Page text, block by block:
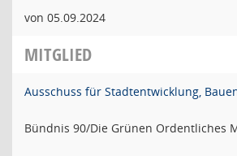
von 05.09.2024
MITGLIED
Ausschuss für Stadtentwicklung,
Bündnis 90/Die Grünen Ordentliches